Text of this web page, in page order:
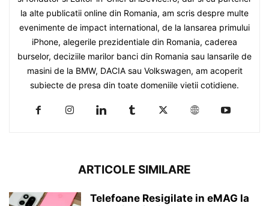
la alte publicatii online din Romania, am scris despre multe
evenimente de impact international, de la lansarea primului
iPhone, alegerile prezidentiale din Romania, caderea
burselor, deciziile marilor banci din Romania sau lansarile de
masini de la BMW, DACIA sau Volkswagen, am acoperit
subiecte de presa din toate domeniile vietii cotidiene.
ARTICOLE SIMILARE
Telefoane Resigilate in eMAG la